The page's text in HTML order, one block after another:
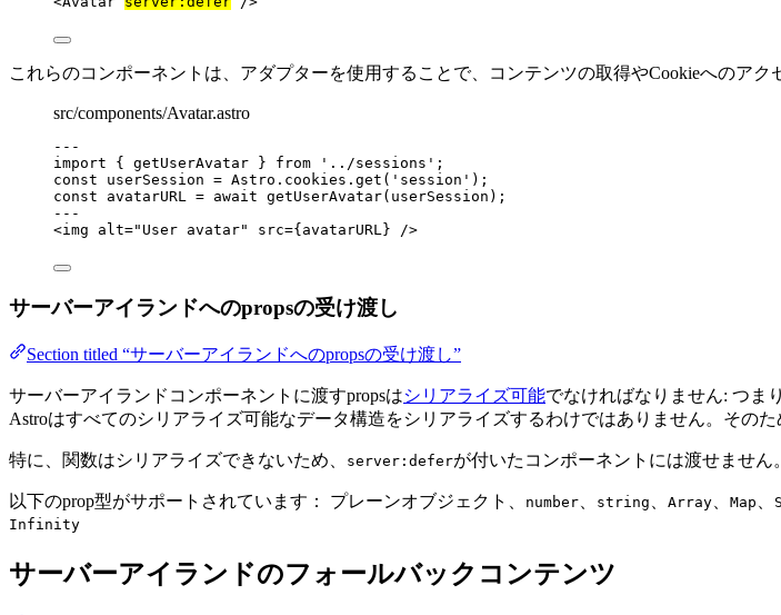
これらのコンポーネントは、アダプターを使用することで、コンテンツの取得やCookieへのアク
src/components/Avatar.astro
---
import { getUserAvatar } from ' ../sessions ' ;
const userSession = Astro . cookies . get ( ' session ' );
const avatarURL = await getUserAvatar(userSession);
---
<img alt=" User avatar" src={ avatarURL} />
サーバーアイランドへのpropsの受け渡し
Section titled “サーバーアイランドへのpropsの受け渡し”
サーバーアイランドコンポーネントに渡すpropsはシリアライズ可能でなければなりません: つま
Astroはすべてのシリアライズ可能なデータ構造をシリアライズするわけではありません。その
特に、関数はシリアライズできないため、 server:deferが付いたコンポーネントには渡せません
以下のprop型がサポートされています： プレーンオブジェクト、 number、 string 、 Array、 Map 、
Infinity
サーバーアイランドのフォールバックコンテンツ